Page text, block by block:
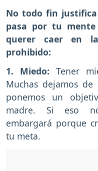
No todo fin
pasa por tu
querer caer en
prohibido:
1. Miedo: Tener
Muchas dejamos
ponemos un
madre. Si eso
embargará porque
tu meta.